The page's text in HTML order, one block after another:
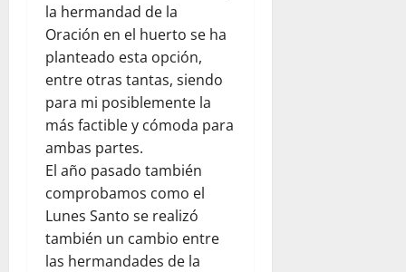
la hermandad de la
Oración en el huerto se ha
planteado esta opción,
entre otras tantas, siendo
para mi posiblemente la
más factible y cómoda para
ambas partes.
El año pasado también
comprobamos como el
Lunes Santo se realizó
también un cambio entre
las hermandades de la